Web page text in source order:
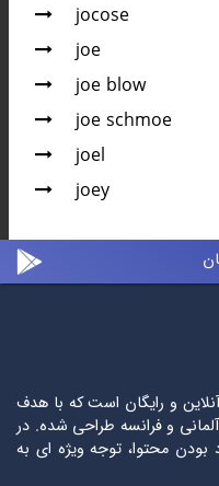
jocose
joe
joe blow
joe schmoe
joel
joey
و رایگان است که با هدف
و فرانسه طراحی شده. در
بودن محتوا، توجه ویژه ای به